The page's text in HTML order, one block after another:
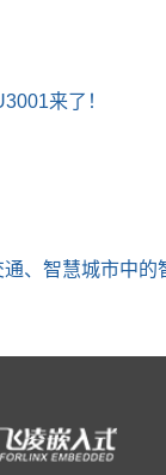
来了！
、智慧城市中的